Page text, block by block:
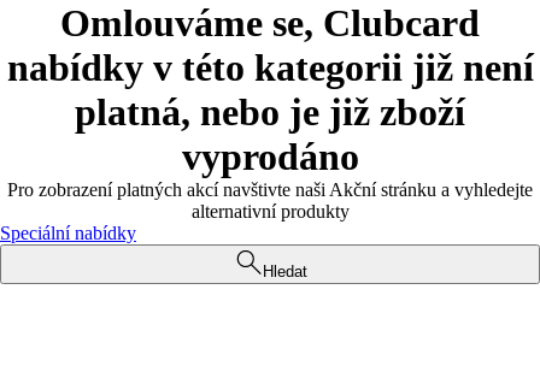
Omlouváme se, Clubcard
nabídky v této kategorii již není
platná, nebo je již zboží
vyprodáno
Pro zobrazení platných akcí navštivte naši Akční stránku a vyhledejte
alternativní produkty
Speciální nabídky
Hledat